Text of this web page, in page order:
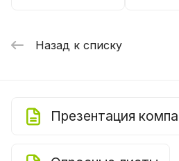
Назад к списку
Презентация